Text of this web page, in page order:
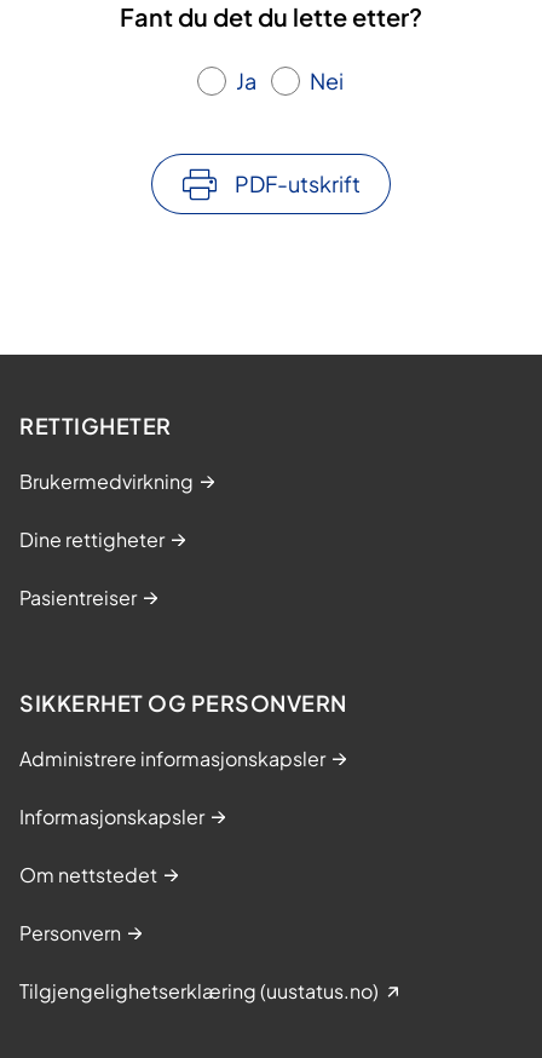
Fant du det du lette etter?
Ja Nei
PDF-utskrift
RETTIGHETER
Brukermedvirkning
Dine rettigheter
Pasientreiser
SIKKERHET OG PERSONVERN
Administrere informasjonskapsler
Informasjonskapsler
Om nettstedet
Personvern
Tilgjengelighetserklæring (uustatus.no)